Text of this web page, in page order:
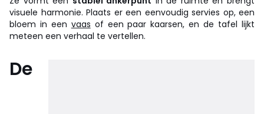
visuele harmonie. Plaats er een eenvoudig servies op, een
bloem in een vaas of een paar kaarsen, en de tafel lijkt
meteen een verhaal te vertellen.
De